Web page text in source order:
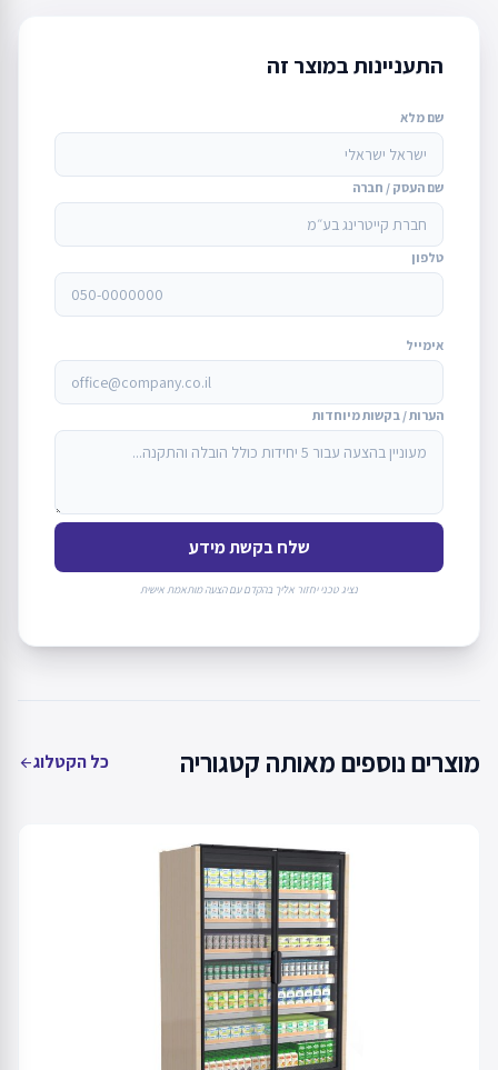
התעניינות במוצר זה
שם מלא
שם העסק / חברה
טלפון
אימייל
הערות / בקשות מיוחדות
שלח בקשת מידע
נציג טכני יחזור אליך בהקדם עם הצעה מותאמת אישית
מוצרים נוספים מאותה קטגוריה כל הקטלוגarrow_back